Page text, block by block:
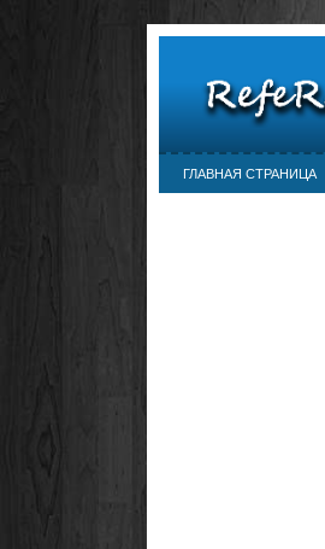
ГЛАВНАЯ СТРАНИЦА